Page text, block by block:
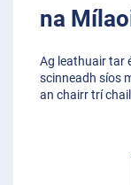
na
Ag leathuair tar
scinneadh síos
an chairr trí